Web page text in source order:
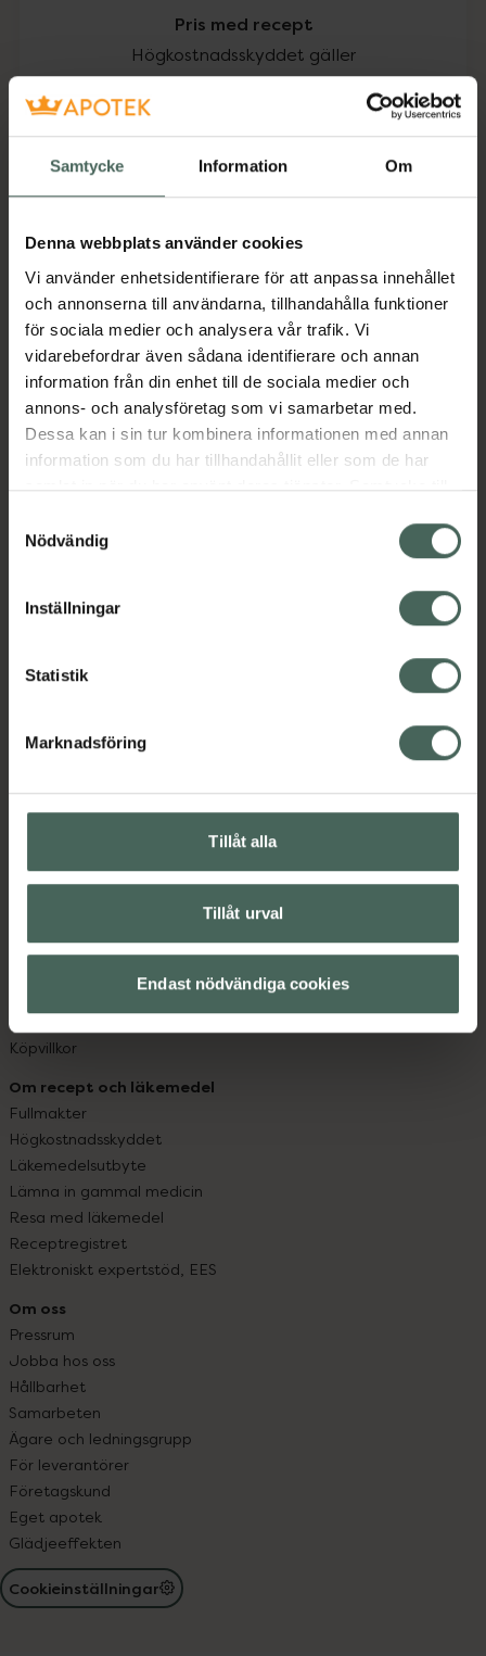
Samtycke Information Om
Denna webbplats använder cookies
Vi använder enhetsidentifierare för att anpassa innehållet
och annonserna till användarna, tillhandahålla funktioner
för sociala medier och analysera vår trafik. Vi
vidarebefordrar även sådana identifierare och annan
information från din enhet till de sociala medier och
annons- och analysföretag som vi samarbetar med.
Dessa kan i sin tur kombinera informationen med annan
information som du har tillhandahållit eller som de har
samlat in när du har använt deras tjänster. Samtycke till
återkalla ditt samtycke via webbplatsens
cookieinställningar. Ett återkallat samtycke påverkar inte
lagligheten av behandling som skett innan återkallelsen.
Nödvändig
Inställningar
Statistik
Marknadsföring
Tillåt alla
Tillåt urval
Endast nödvändiga cookies
Pris med recept
Högkostnadsskyddet gäller
I apotek: 502 kr
Aktuella erbjudanden
Beskrivning Dölj
EAN:08434805000248
syd till Lappland i norr, och online i mobilen och på
hjälpa just dig att må lite bättre. Välkommen att prata
med oss.
Kundservice
Hitta apotek
Leverans, betalning och retur
Sajtens tillgänglighet
App
Köpvillkor
Om recept och läkemedel
Fullmakter
Högkostnadsskyddet
Läkemedelsutbyte
Lämna in gammal medicin
Resa med läkemedel
Receptregistret
Elektroniskt expertstöd, EES
Om oss
Pressrum
Jobba hos oss
Hållbarhet
Samarbeten
Ägare och ledningsgrupp
För leverantörer
Företagskund
Eget apotek
Glädjeeffekten
Cookieinställningar